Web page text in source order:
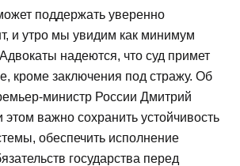
поддержать уверенно
и утро мы увидим как минимум
надеются, что суд примет
кроме заключения под стражу. Об
министр России Дмитрий
важно сохранить устойчивость
обеспечить исполнение
государства перед